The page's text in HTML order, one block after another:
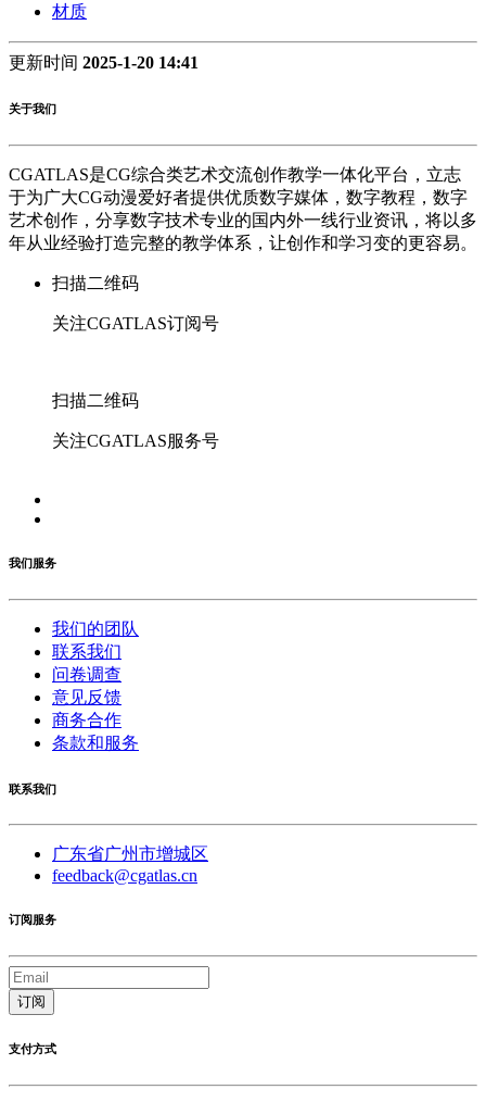
材质
更新时间 2025-1-20 14:41
关于我们
CGATLAS是CG综合类艺术交流创作教学一体化平台，立志
于为广大CG动漫爱好者提供优质数字媒体，数字教程，数字
艺术创作，分享数字技术专业的国内外一线行业资讯，将以多
年从业经验打造完整的教学体系，让创作和学习变的更容易。
扫描二维码
关注CGATLAS订阅号
扫描二维码
关注CGATLAS服务号
我们服务
我们的团队
联系我们
问卷调查
意见反馈
商务合作
条款和服务
联系我们
广东省广州市增城区
feedback@cgatlas.cn
订阅服务
订阅
支付方式